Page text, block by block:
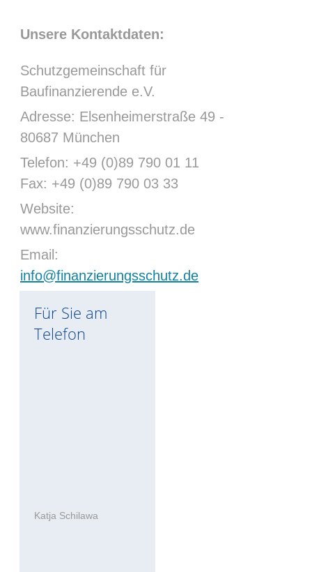
Unsere Kontaktdaten:
Schutzgemeinschaft für
Baufinanzierende e.V.
Adresse: Elsenheimerstraße 49 -
80687 München
Telefon: +49 (0)89 790 01 11
Fax: +49 (0)89 790 03 33
Website:
www.finanzierungsschutz.de
Email:
info@finanzierungsschutz.de
Für Sie am
Telefon
Katja Schilawa